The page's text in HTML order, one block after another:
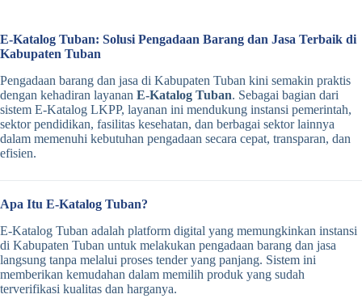
E-Katalog Tuban: Solusi Pengadaan Barang dan Jasa Terbaik di
Kabupaten Tuban
Pengadaan barang dan jasa di Kabupaten Tuban kini semakin praktis
dengan kehadiran layanan E-Katalog Tuban. Sebagai bagian dari
sistem E-Katalog LKPP, layanan ini mendukung instansi pemerintah,
sektor pendidikan, fasilitas kesehatan, dan berbagai sektor lainnya
dalam memenuhi kebutuhan pengadaan secara cepat, transparan, dan
efisien.
Apa Itu E-Katalog Tuban?
E-Katalog Tuban adalah platform digital yang memungkinkan instansi
di Kabupaten Tuban untuk melakukan pengadaan barang dan jasa
langsung tanpa melalui proses tender yang panjang. Sistem ini
memberikan kemudahan dalam memilih produk yang sudah
terverifikasi kualitas dan harganya.